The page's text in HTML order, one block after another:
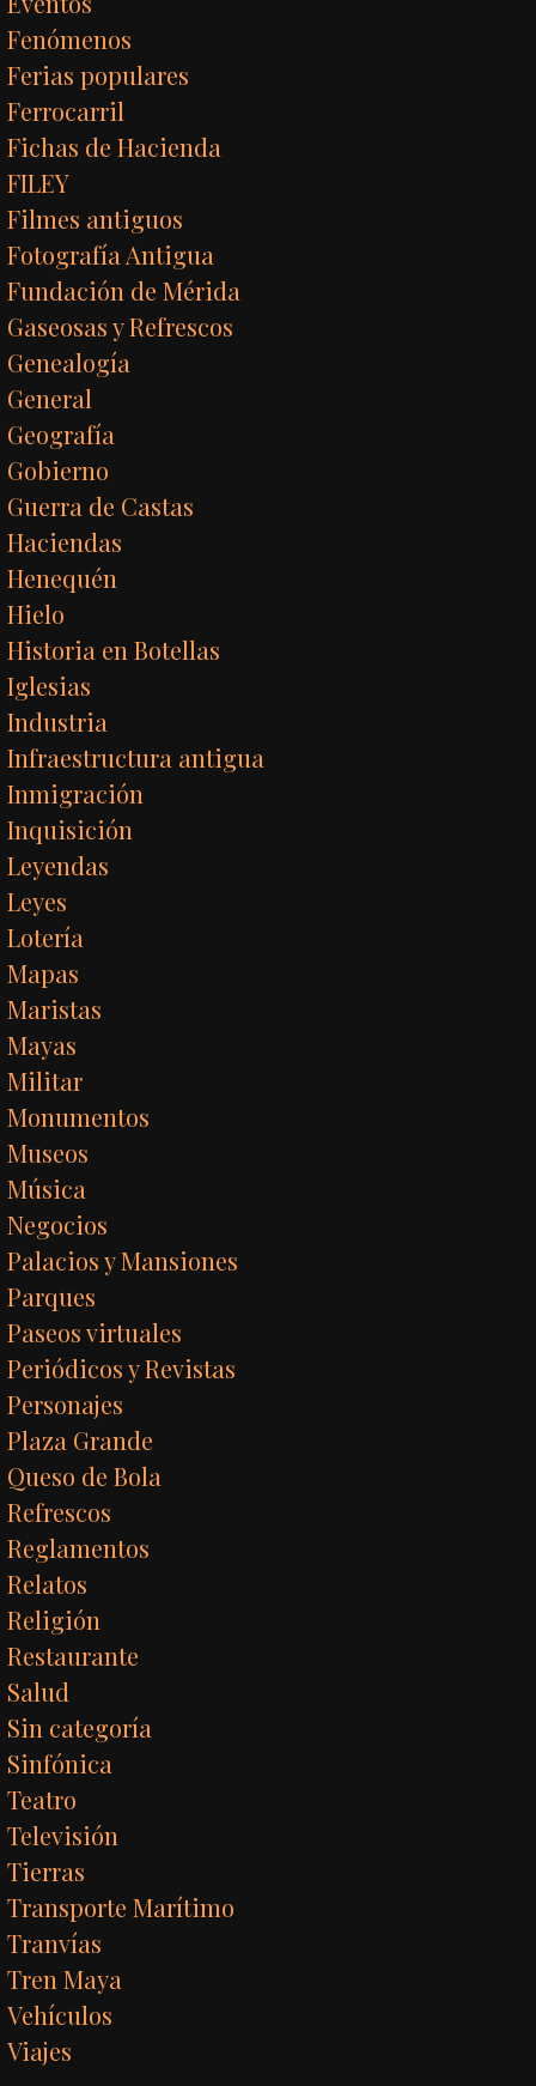
Fenómenos
Ferias populares
Ferrocarril
Fichas de Hacienda
FILEY
Filmes antiguos
Fotografía Antigua
Fundación de Mérida
Gaseosas y Refrescos
Genealogía
General
Geografía
Gobierno
Guerra de Castas
Haciendas
Henequén
Hielo
Historia en Botellas
Iglesias
Industria
Infraestructura antigua
Inmigración
Inquisición
Leyendas
Leyes
Lotería
Mapas
Maristas
Mayas
Militar
Monumentos
Museos
Música
Negocios
Palacios y Mansiones
Parques
Paseos virtuales
Periódicos y Revistas
Personajes
Plaza Grande
Queso de Bola
Refrescos
Reglamentos
Relatos
Religión
Restaurante
Salud
Sin categoría
Sinfónica
Teatro
Televisión
Tierras
Transporte Marítimo
Tranvías
Tren Maya
Vehículos
Viajes